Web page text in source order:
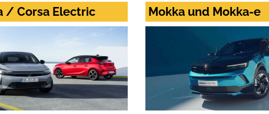
/ Corsa Electric Mokka und Mokka-e